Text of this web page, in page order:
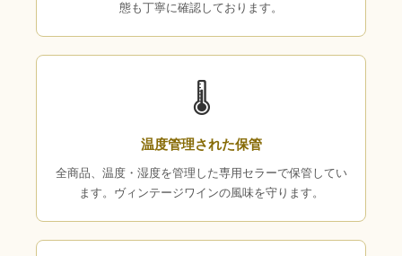
態も丁寧に確認しております。
🌡
温度管理された保管
全商品、温度・湿度を管理した専用セラーで保管してい
ます。ヴィンテージワインの風味を守ります。